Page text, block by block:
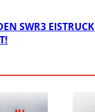
SWR3 EISTRUCK